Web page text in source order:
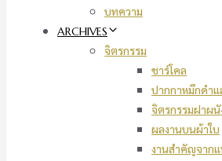
บทความ
ARCHIVES
จิตรกรรม
ชาร์โคล
ปากกาหมึกดำ
จิตรกรรมฝาผนั
ผลงานบนผ้าใบ
งานสำคัญจาก